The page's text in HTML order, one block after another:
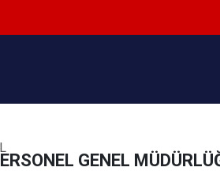
GENEL